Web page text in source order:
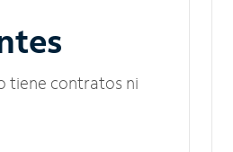
tiene contratos ni